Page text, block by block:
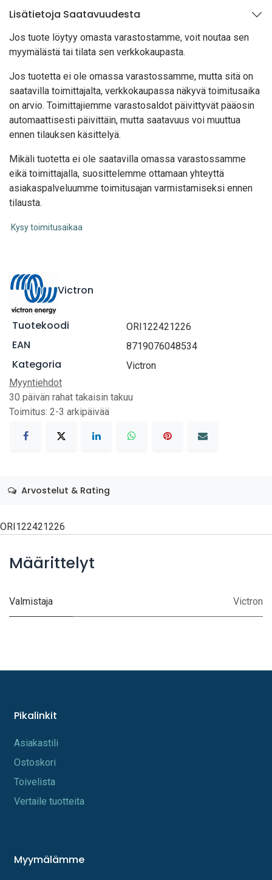
Lisätietoja Saatavuudesta
Jos tuote löytyy omasta varastostamme, voit noutaa sen
myymälästä tai tilata sen verkkokaupasta.
Jos tuotetta ei ole omassa varastossamme, mutta sitä on
saatavilla toimittajalta, verkkokaupassa näkyvä toimitusaika
on arvio. Toimittajiemme varastosaldot päivittyvät pääosin
automaattisesti päivittäin, mutta saatavuus voi muuttua
ennen tilauksen käsittelyä.
Mikäli tuotetta ei ole saatavilla omassa varastossamme
eikä toimittajalla, suosittelemme ottamaan yhteyttä
asiakaspalveluumme toimitusajan varmistamiseksi ennen
tilausta.
Kysy toimitusaikaa
Victron
Tuotekoodi ORI122421226
EAN 8719076048534
Kategoria
Victron
Myyntiehdot
30 päivän rahat takaisin takuu
Toimitus: 2-3 arkipäivää
Arvostelut & Rating
ORI122421226
Määrittelyt
Valmistaja Victron
Pikalinkit
A​s​iakastili
Os​toskori
Toi​velista
Vertaile tuotteita
Myymälämme